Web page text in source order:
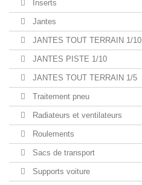
Inserts
Jantes
JANTES TOUT TERRAIN 1/10
JANTES PISTE 1/10
JANTES TOUT TERRAIN 1/5
Traitement pneu
Radiateurs et ventilateurs
Roulements
Sacs de transport
Supports voiture